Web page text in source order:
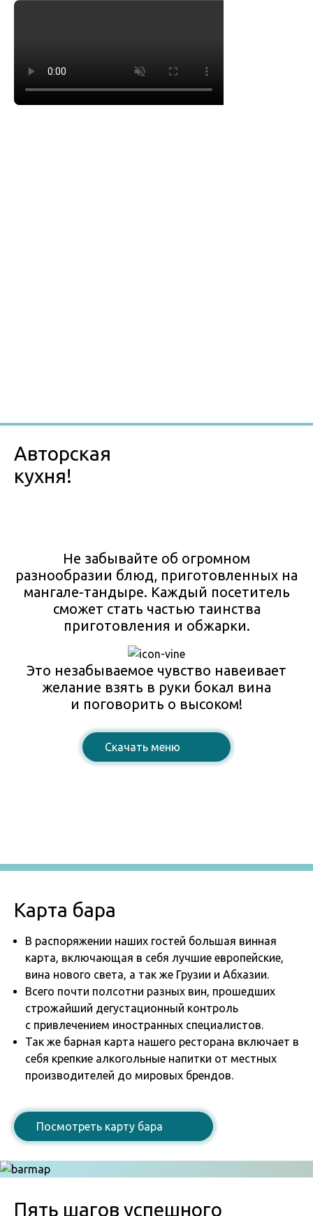
Авторская
кухня!
Не забывайте об огромном
разнообразии блюд, приготовленных на
мангале-тандыре. Каждый посетитель
сможет стать частью таинства
приготовления и обжарки.
Это незабываемое чувство навеивает
желание взять в руки бокал вина
и поговорить о высоком!
Cкачать меню
Карта бара
В распоряжении наших гостей большая винная
карта, включающая в себя лучшие европейские,
вина нового света, а так же Грузии и Абхазии.
Всего почти полсотни разных вин, прошедших
строжайший дегустационный контроль
с привлечением иностранных специалистов.
Так же барная карта нашего ресторана включает в
себя крепкие алкогольные напитки от местных
производителей до мировых брендов.
Посмотреть карту бара
Пять шагов успешного